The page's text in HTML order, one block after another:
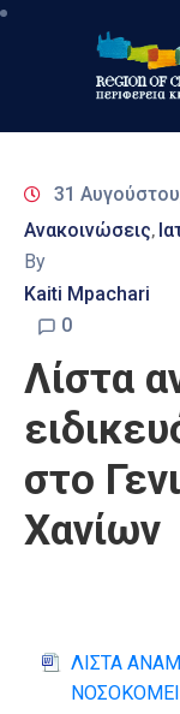
Περιφέρεια
&
Δράσεις
Ψηφιακές
Υπηρεσίες
Επικοινωνία
31
Ανακοινώσεις‚
By
Kaiti Mpachari
0
Λίστα
στο
Χανίων
ΛΙΣΤΑ